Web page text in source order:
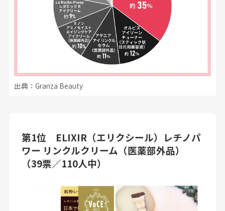
出典：Granza Beauty
第1位 ELIXIR（エリクシール）レチノパ
ワー リンクルクリーム（医薬部外品）
（39票／110人中）